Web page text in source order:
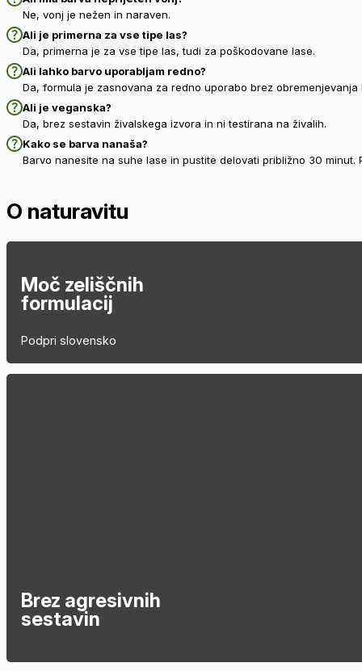
Ne, vonj je nežen in naraven.
Ali je primerna za vse tipe las?
Da, primerna je za vse tipe las, tudi za poškodovane lase.
Ali lahko barvo uporabljam redno?
Da, formula je zasnovana za redno uporabo brez obremenjevanja
Ali je veganska?
Da, brez sestavin živalskega izvora in ni testirana na živalih.
Kako se barva nanaša?
Barvo nanesite na suhe lase in pustite delovati približno 30
O naturavitu
Moč zeliščnih
formulacij
Podpri slovensko
Brez agresivnih
sestavin